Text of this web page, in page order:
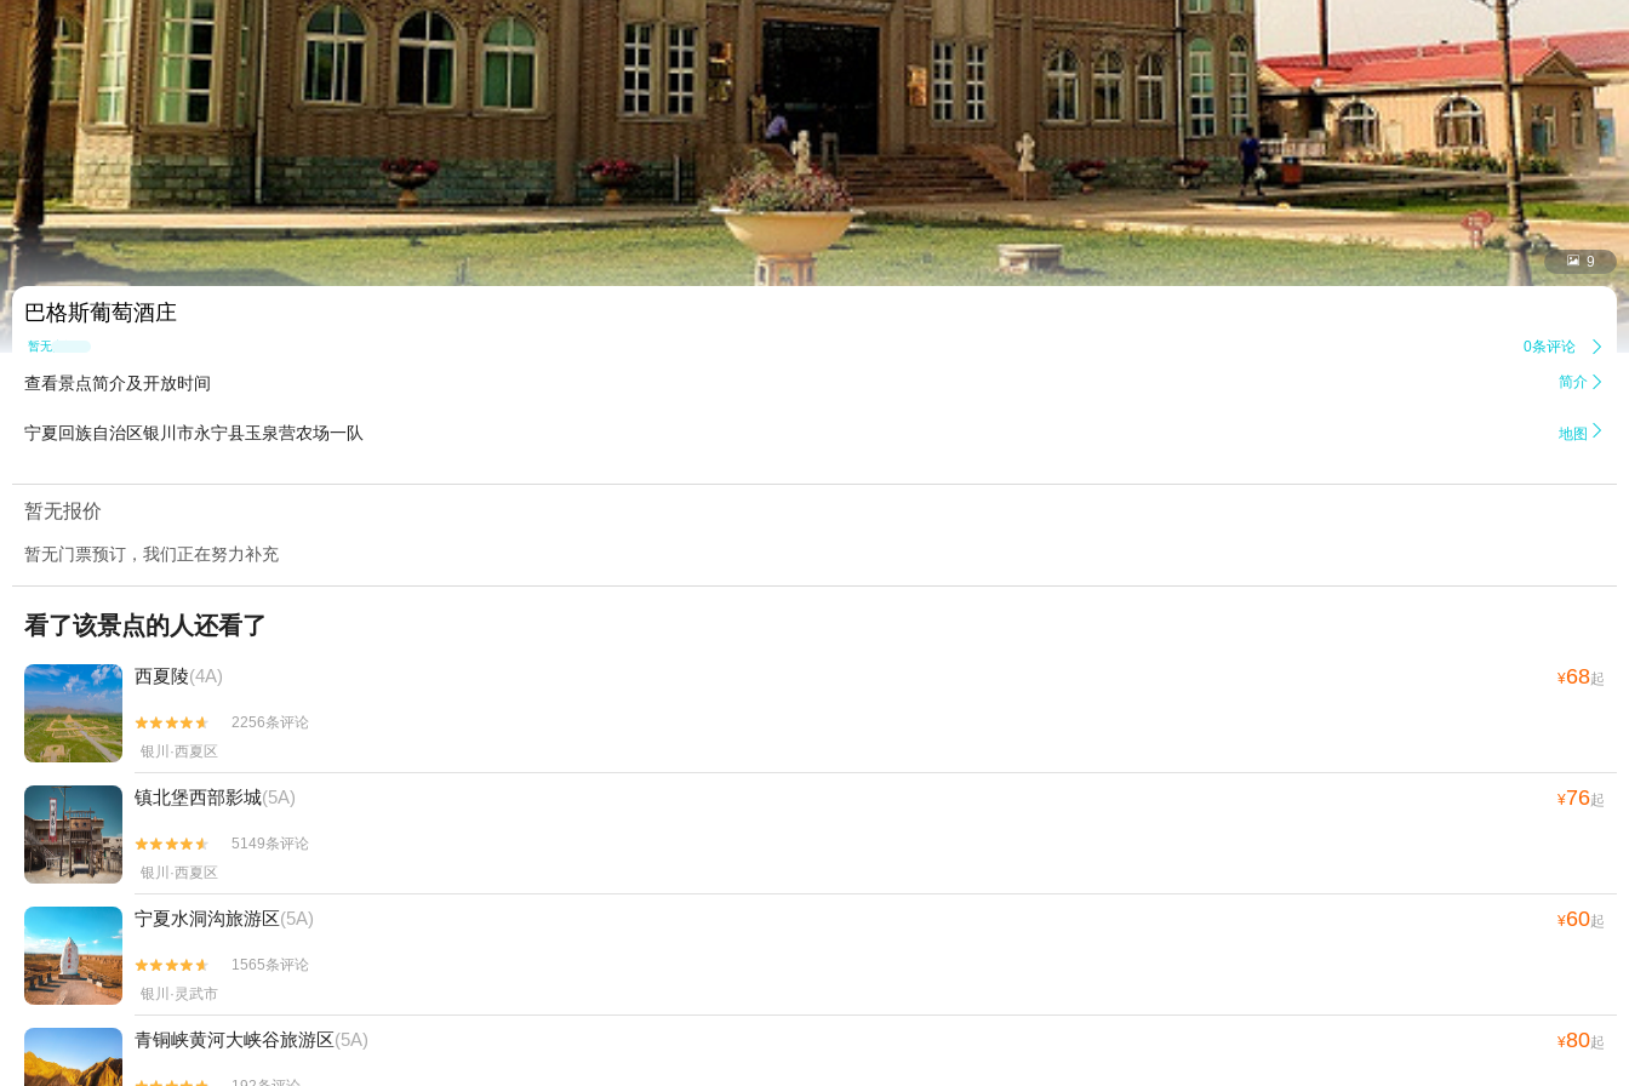
 9
巴格斯葡萄酒庄
暂无点评 0条评论 
查看景点简介及开放时间 简介 
宁夏回族自治区银川市永宁县玉泉营农场一队 地图 
暂无报价
暂无门票预订，我们正在努力补充
看了该景点的人还看了
西夏陵(4A) ¥68起


2256条评论
银川·西夏区
镇北堡西部影城(5A) ¥76起


5149条评论
银川·西夏区
宁夏水洞沟旅游区(5A) ¥60起


1565条评论
银川·灵武市
青铜峡黄河大峡谷旅游区(5A) ¥80起